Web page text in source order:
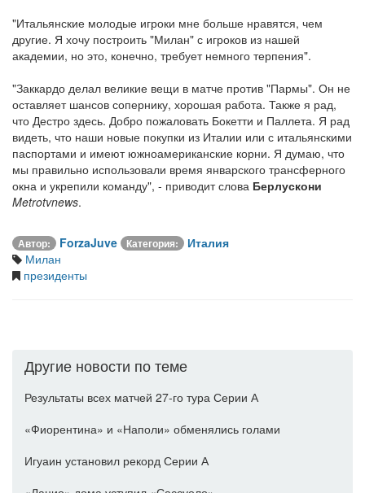
"Итальянские молодые игроки мне больше нравятся, чем
другие. Я хочу построить "Милан" с игроков из нашей
академии, но это, конечно, требует немного терпения".
"Заккардо делал великие вещи в матче против "Пармы". Он не
оставляет шансов сопернику, хорошая работа. Также я рад,
что Дестро здесь. Добро пожаловать Бокетти и Паллета. Я рад
видеть, что наши новые покупки из Италии или с итальянскими
паспортами и имеют южноамериканские корни. Я думаю, что
мы правильно использовали время январского трансферного
окна и укрепили команду", - приводит слова Берлускони
Metrotvnews.
Автор: ForzaJuve Категория:
Италия
Милан
президенты
Другие новости по теме
Результаты всех матчей 27-го тура Серии А
«Фиорентина» и «Наполи» обменялись голами
Игуаин установил рекорд Серии А